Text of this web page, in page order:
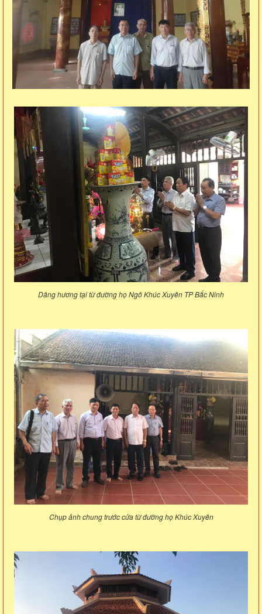
Dâng hương tại từ đường họ Ngô Khúc Xuyên TP Bắc Ninh
Chụp ảnh chung trước cửa từ đường họ Khúc Xuyên